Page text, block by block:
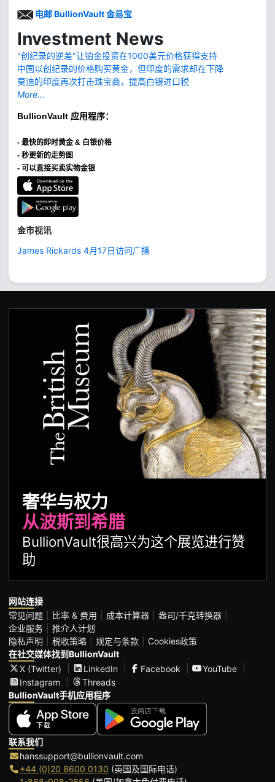
电邮 BullionVault 金易宝
Investment News
"创纪录的逆差"让铂金投资在1000美元价格获得支持
中国以创纪录的价格购买黄金，但印度的需求却在下降
莫迪的印度再次打击珠宝商，提高白银进口税
More...
BullionVault 应用程序：
- 最快的即时黄金 & 白银价格
- 秒更新的走势图
- 可以直接买卖实物金银
金市视讯
James Rickards 4月17日访问广播
奢华与权力
从波斯到希腊
BullionVault很高兴为这个展览进行赞
助
网站连接
常见问题
比率 & 费用 成本计算器
盎司/千克转换器
企业服务
推介人计划
隐私声明
税收策略 规定与条款
Cookies政策
在社交媒体找到BullionVault
X (Twitter)
LinkedIn Facebook
YouTube
Instagram
Threads
BullionVault手机应用程序
联系我们
hanssupport@bullionvault.com
+44 (0)20 8600 0130 (英国及国际电话)